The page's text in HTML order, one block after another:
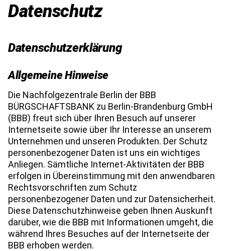
Datenschutz
Datenschutzerklärung
Allgemeine Hinweise
Die Nachfolgezentrale Berlin der BBB
BÜRGSCHAFTSBANK zu Berlin-Brandenburg GmbH
(BBB) freut sich über Ihren Besuch auf unserer
Internetseite sowie über Ihr Interesse an unserem
Unternehmen und unseren Produkten. Der Schutz
personenbezogener Daten ist uns ein wichtiges
Anliegen. Sämtliche Internet-Aktivitäten der BBB
erfolgen in Übereinstimmung mit den anwendbaren
Rechtsvorschriften zum Schutz
personenbezogener Daten und zur Datensicherheit.
Diese Datenschutzhinweise geben Ihnen Auskunft
darüber, wie die BBB mit Informationen umgeht, die
während Ihres Besuches auf der Internetseite der
BBB erhoben werden.